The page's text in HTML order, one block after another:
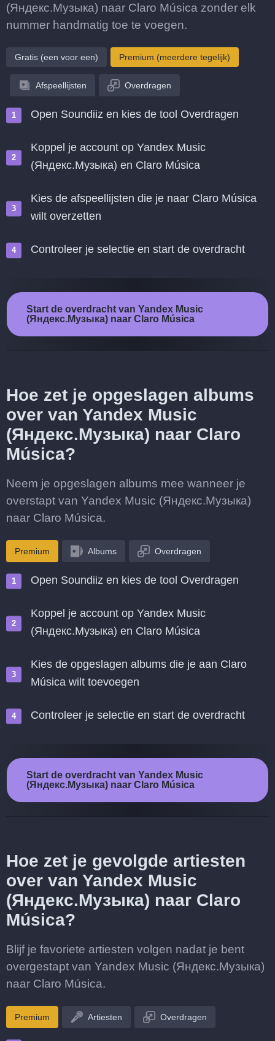
(Яндекс.Музыка) naar Claro Música zonder elk
nummer handmatig toe te voegen.
Gratis (een voor een) Premium (meerdere tegelijk)
Afspeellijsten Overdragen
Open Soundiiz en kies de tool Overdragen
Koppel je account op Yandex Music
(Яндекс.Музыка) en Claro Música
Kies de afspeellijsten die je naar Claro Música
wilt overzetten
Controleer je selectie en start de overdracht
Start de overdracht van Yandex Music
(Яндекс.Музыка) naar Claro Música
Hoe zet je opgeslagen albums
over van Yandex Music
(Яндекс.Музыка) naar Claro
Música?
Neem je opgeslagen albums mee wanneer je
overstapt van Yandex Music (Яндекс.Музыка)
naar Claro Música.
Premium Albums Overdragen
Open Soundiiz en kies de tool Overdragen
Koppel je account op Yandex Music
(Яндекс.Музыка) en Claro Música
Kies de opgeslagen albums die je aan Claro
Música wilt toevoegen
Controleer je selectie en start de overdracht
Start de overdracht van Yandex Music
(Яндекс.Музыка) naar Claro Música
Hoe zet je gevolgde artiesten
over van Yandex Music
(Яндекс.Музыка) naar Claro
Música?
Blijf je favoriete artiesten volgen nadat je bent
overgestapt van Yandex Music (Яндекс.Музыка)
naar Claro Música.
Premium Artiesten Overdragen